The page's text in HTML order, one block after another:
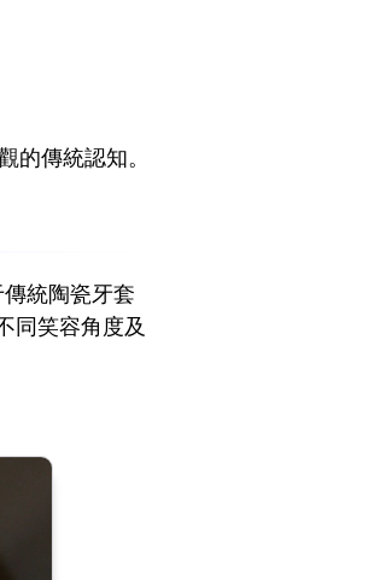
傳統認知。
統陶瓷牙套
同笑容角度及